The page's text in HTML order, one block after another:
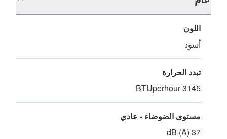
اللون
أسود
تبدد الحرارة
3145 BTUperhour
مستوى الضوضاء - عادي
37 dB (A)